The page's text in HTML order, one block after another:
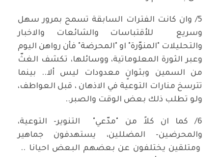
5/ وان كانت الفترات السابقة تسمح بمرور سهل
وسريع للأقتباسات والشائعات والاخبار
والتحليلات "المنوّرة" او "المحرضة" فأن رواهن اليوم
وعبر الثورة المعلوماتية، ووسائلها، تكشف الغثّ
من السمين وبثوانٍ معدودات ليس ألا.. بينما
تترسخ منارات التوعية في الاذهان ، قبل العواطف،
ولو تطلب ذلك بعض الوقت والصبر..
6/ كما ان كلاً من "مدّعي" التنوير- التوعية،
والمحرضين- المضللين، يستهدفون جماهير
ومتلقين يختلفون عن بعضهم البعض احيانا ..